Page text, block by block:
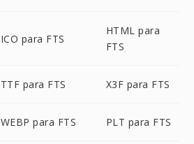
ICO para FTS
HTML para
FTS
TTF para FTS X3F para FTS
WEBP para FTS PLT para FTS